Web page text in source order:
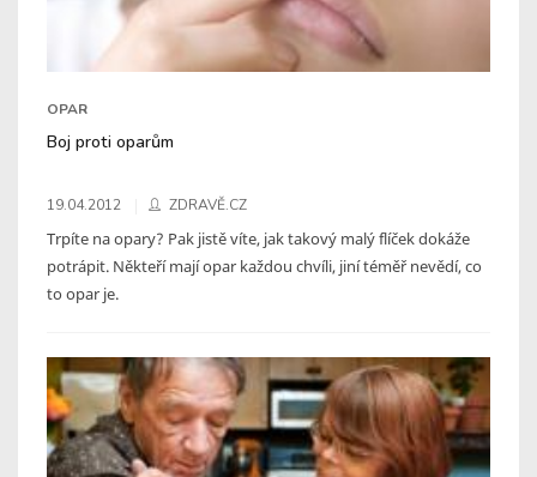
OPAR
Boj proti oparům
19.04.2012 ZDRAVĚ.CZ
Trpíte na opary? Pak jistě víte, jak takový malý flíček dokáže
potrápit. Někteří mají opar každou chvíli, jiní téměř nevědí, co
to opar je.